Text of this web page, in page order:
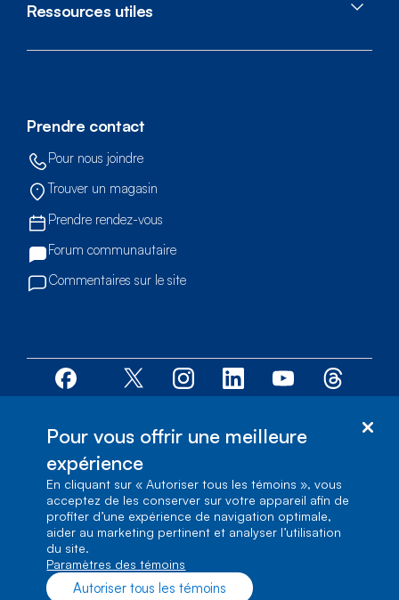
Ressources utiles
Prendre contact
Pour nous joindre
Trouver un magasin
Prendre rendez-vous
Forum communautaire
Commentaires sur le site
© Bell Canada, 2026. Tous droits réservés.
Plan du site
1, carrefour Alexander-Graham-Bell, Aile A-7,
Verdun, Québec, H3E 3B3
Pour vous offrir une meilleure
expérience
En cliquant sur « Autoriser tous les témoins », vous
acceptez de les conserver sur votre appareil afin de
profiter d’une expérience de navigation optimale,
aider au marketing pertinent et analyser l’utilisation
du site.
Paramètres des témoins
Autoriser tous les témoins